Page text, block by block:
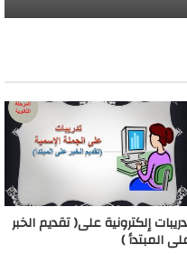
إلكترونية على( تقديم الخبر
المبتدأ )